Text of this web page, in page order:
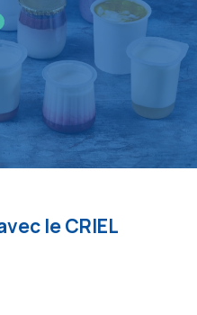
le CRIEL